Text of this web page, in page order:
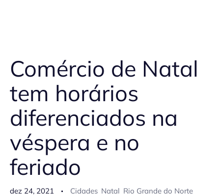
Comércio de Natal
tem horários
diferenciados na
véspera e no
feriado
dez 24, 2021 Cidades Natal Rio Grande do Norte